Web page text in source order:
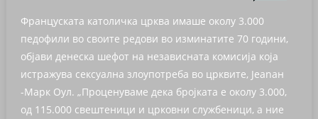
Француската католичка црква имаше околу 3.000
педофили во своите редови во изминатите 70 години,
објави денеска шефот на независната комисија која
истражува сексуална злоупотреба во црквите, Jeanан
-Марк Оул. „Проценуваме дека бројката е околу 3.000,
од ​​115.000 свештеници и црковни службеници, а ние